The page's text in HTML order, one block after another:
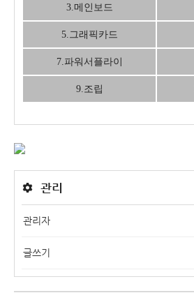
3.메인보드
5.그래픽카드
7.파워서플라이
9.조립
관리
관리자
글쓰기